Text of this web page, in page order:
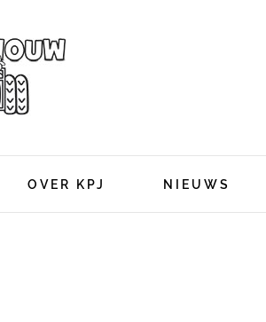
OVER KPJ NIEUWS